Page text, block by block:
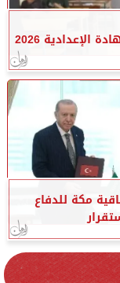
2026
مكة للدفاع